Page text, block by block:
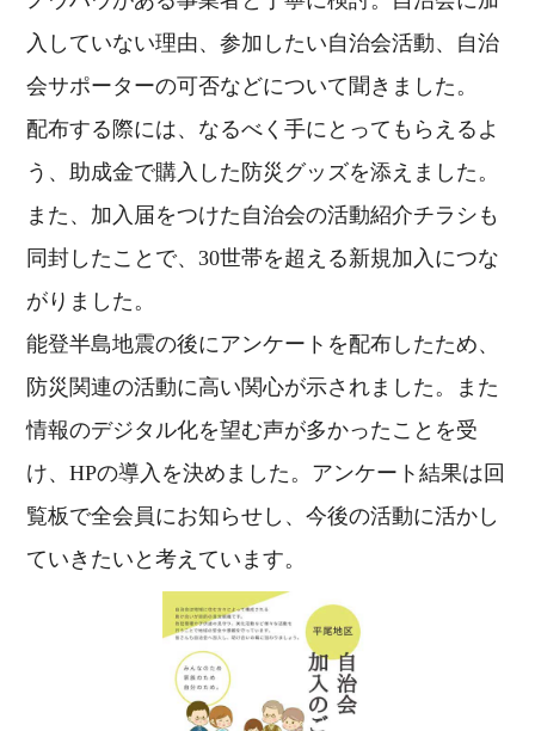
入していない理由、参加したい自治会活動、自治
会サポーターの可否などについて聞きました。
配布する際には、なるべく手にとってもらえるよ
う、助成金で購入した防災グッズを添えました。
また、加入届をつけた自治会の活動紹介チラシも
同封したことで、30世帯を超える新規加入につな
がりました。
能登半島地震の後にアンケートを配布したため、
防災関連の活動に高い関心が示されました。また
情報のデジタル化を望む声が多かったことを受
け、HPの導入を決めました。アンケート結果は回
覧板で全会員にお知らせし、今後の活動に活かし
ていきたいと考えています。